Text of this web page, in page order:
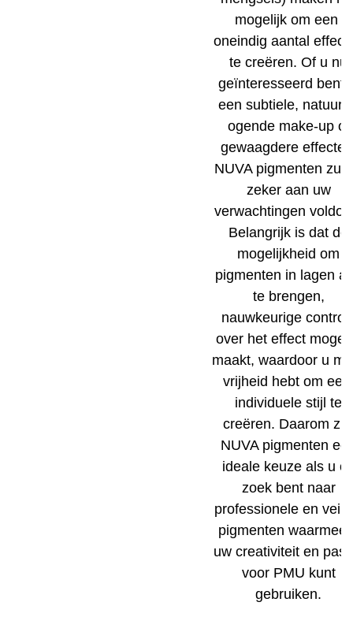
mogelijk om een ​​
oneindig aantal
te creëren. Of u nu
geïnteresseerd bent
een subtiele,
ogende make-up of
gewaagdere
NUVA pigmenten
zeker aan uw
verwachtingen
Belangrijk is dat de
mogelijkheid om
pigmenten in lagen
te brengen,
nauwkeurige
over het effect
maakt, waardoor u
vrijheid hebt om een
individuele stijl te
creëren. Daarom
NUVA pigmenten
ideale keuze als u
zoek bent naar
professionele en
pigmenten waarmee
uw creativiteit en
voor PMU kunt
gebruiken.